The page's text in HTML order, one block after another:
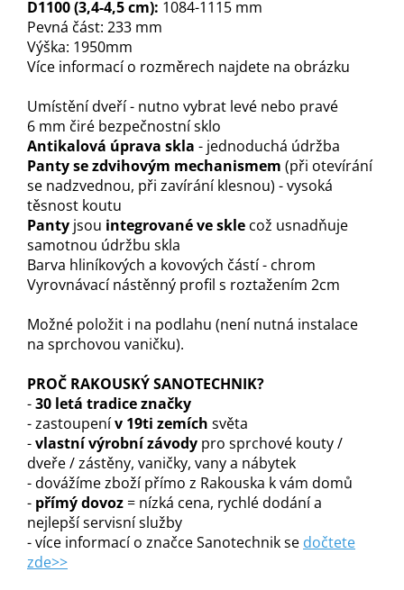
D1100 (3,4-4,5 cm): 1084-1115 mm
Pevná část: 233 mm
Výška: 1950mm
Více informací o rozměrech najdete na obrázku
Umístění dveří - nutno vybrat levé nebo pravé
6 mm čiré bezpečnostní sklo
Antikalová úprava skla - jednoduchá údržba
Panty se zdvihovým mechanismem (při otevírání
se nadzvednou, při zavírání klesnou) - vysoká
těsnost koutu
Panty jsou integrované ve skle což usnadňuje
samotnou údržbu skla
Barva hliníkových a kovových částí - chrom
Vyrovnávací nástěnný profil s roztažením 2cm
Možné položit i na podlahu (není nutná instalace
na sprchovou vaničku).
PROČ RAKOUSKÝ SANOTECHNIK?
-30 letá tradice značky
- zastoupenív 19ti zemích světa
-vlastní výrobní závody pro sprchové kouty /
dveře / zástěny, vaničky, vany a nábytek
- dovážíme zboží přímo z Rakouska k vám domů
- přímý dovoz= nízká cena, rychlé dodání a
nejlepší servisní služby
- více informací o značce Sanotechnik se dočtete
zde>>